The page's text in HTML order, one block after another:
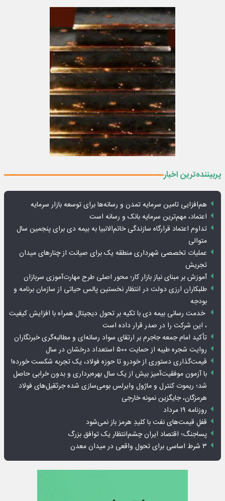
پربیننده‌ترین اخبار
هم‌افزایی تامین سرمایه تمدن و رسانه‌ها برای توسعه بازار سرمایه
اعتماد، مهم‌ترین سرمایه بانک و رسانه است
تداوم اعتماد قرارگاه سازندگی خاتم‌الانبیا به بیمه دی برای پنجمین سال
متوالی
عملیات تخصصی شهرداری منطقه یک برای صیانت از چنارهای میدان
تجریش
آموزش بر مبنای نیاز بازار کار؛ محور اصلی طرح مهارت‌آموزی سربازان
طلبکاران ارزی دولت در انتظار نخستین پالس حیاتی از سازمان برنامه و
بودجه
خدمت رسانی بیمه دی با تکیه بر تحول دیجیتال همراه با افزایش کیفیت
، این شرکت را در صدر قرار داده است
تأکید امام جمعه جاجرم بر ارتقای سواد رسانه‌ای و مطالبه‌گری خبرنگاران
روایت شجره طیبه از حمایت ۵۰۰ استعداد درخشان در سال
قیمت‌گذاری دستوری از خودرو تا حوزه فولاد، یک تجربه شکست خورده!
با آزمون موفقیت‌آمیز بیش از یک سال بهره‌برداری و بدون خرابی حاصل
شد؛ ریموت کنترل و ماژول وایرلس بومی‌سازی شده جرثقیل‌های فولاد
هرمزگان، جایگزین نمونه خارجی
روزنامه ۱۹ مرداد
قفلِ قیمت‌های نفت با کلیدِ هرمز باز نمی‌شود
پساجنگ؛ اقتصاد ایران چشم‌انتظار یک توافق بزرگ
۳ شرط اساسی برای تحول واقعی در میدان معدن